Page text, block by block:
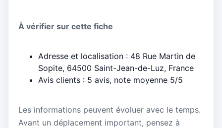
À vérifier sur cette fiche
Adresse et localisation : 48 Rue Martin de
Sopite, 64500 Saint-Jean-de-Luz, France
Avis clients : 5 avis, note moyenne 5/5
Les informations peuvent évoluer avec le temps.
Avant un déplacement important, pensez à